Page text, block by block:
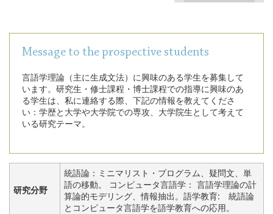
Message to the prospective students
言語学理論（主に生成文法）に興味のある学生を募集して
います。研究生・修士課程・博士課程での指導に興味のあ
る学生は、私に連絡する際、下記の情報を教えてくださ
い：学歴と大学や大学院での専攻、大学院生として考えて
いる研究テーマ。
研究分野
統語論：ミニマリスト・プログラム、疑問文、単
語の移動。 コンピュータ言語学： 言語学理論の計
算論的モデリング、情報抽出。語学教育: 統語論
とコンピュータ言語学を語学教育への応用。